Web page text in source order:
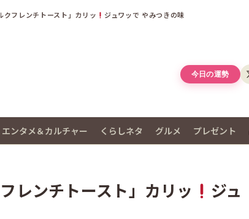
フレンチトースト」カリッ ジュワッで やみつきの味
今日の運勢
エンタメ＆カルチャー くらしネタ グルメ プレゼント
レンチトースト」カリッ
ジュ